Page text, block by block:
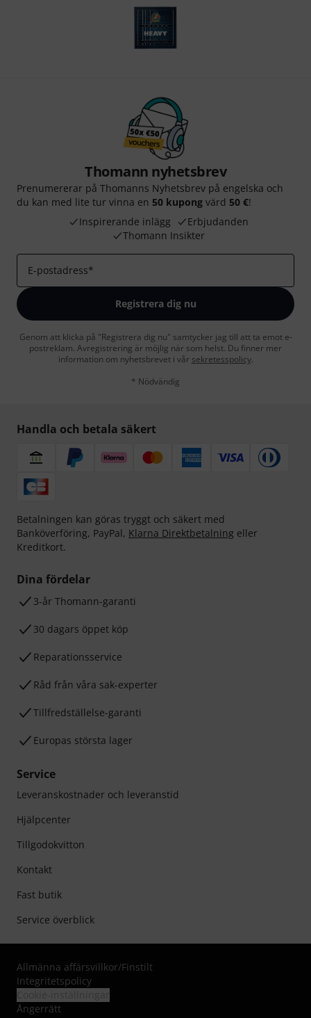
Thomann nyhetsbrev
Prenumererar på Thomanns Nyhetsbrev på engelska och
du kan med lite tur vinna en 50 kupong värd 50 €!
Inspirerande inlägg
Erbjudanden
Thomann Insikter
E-postadress*
Registrera dig nu
Genom att klicka på "Registrera dig nu" samtycker jag till att ta emot e-
postreklam. Avregistrering är möjlig när som helst. Du finner mer
information om nyhetsbrevet i vår sekretesspolicy.
* Nödvändig
Handla och betala säkert
Betalningen kan göras tryggt och säkert med
Banköverföring, PayPal, Klarna Direktbetalning eller
Kreditkort.
Dina fördelar
3-år Thomann-garanti
30 dagars öppet köp
Reparationsservice
Råd från våra sak-experter
Tillfredställelse-garanti
Europas största lager
Service
Leveranskostnader och leveranstid
Hjälpcenter
Tillgodokvitton
Kontakt
Fast butik
Service överblick
Allmänna affärsvillkor/Finstilt
Integritetspolicy
Ångerrätt